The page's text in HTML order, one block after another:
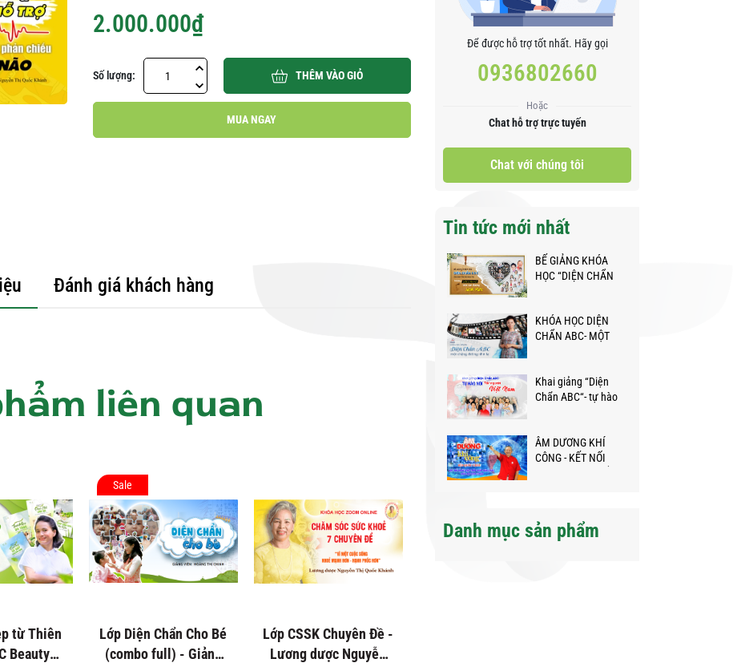
2.000.000₫
Số lượng: THÊM VÀO GIỎ
MUA NGAY
Đánh giá khách hàng
liên quan
từ Thiên
Beauty
Sale
Lớp Diện Chẩn Cho Bé
(combo full) - Giảng
Lớp CSSK Chuyên Đề -
Lương dược Nguyễn
Để được hỗ trợ tốt nhất. Hãy gọi
0936802660
Hoặc
Chat hỗ trợ trực tuyến
Chat với chúng tôi
Tin tức mới nhất
BẾ GIẢNG KHÓA
HỌC “DIỆN CHẨN
TRÊN HÀNH TRÌNH
KỲ DIỆU
KHÓA HỌC DIỆN
CHẨN ABC- MỘT
Khai giảng “Diện
Chẩn ABC“- tự hào
ÂM DƯƠNG KHÍ
CÔNG - KẾT NỐI
Danh mục sản phẩm